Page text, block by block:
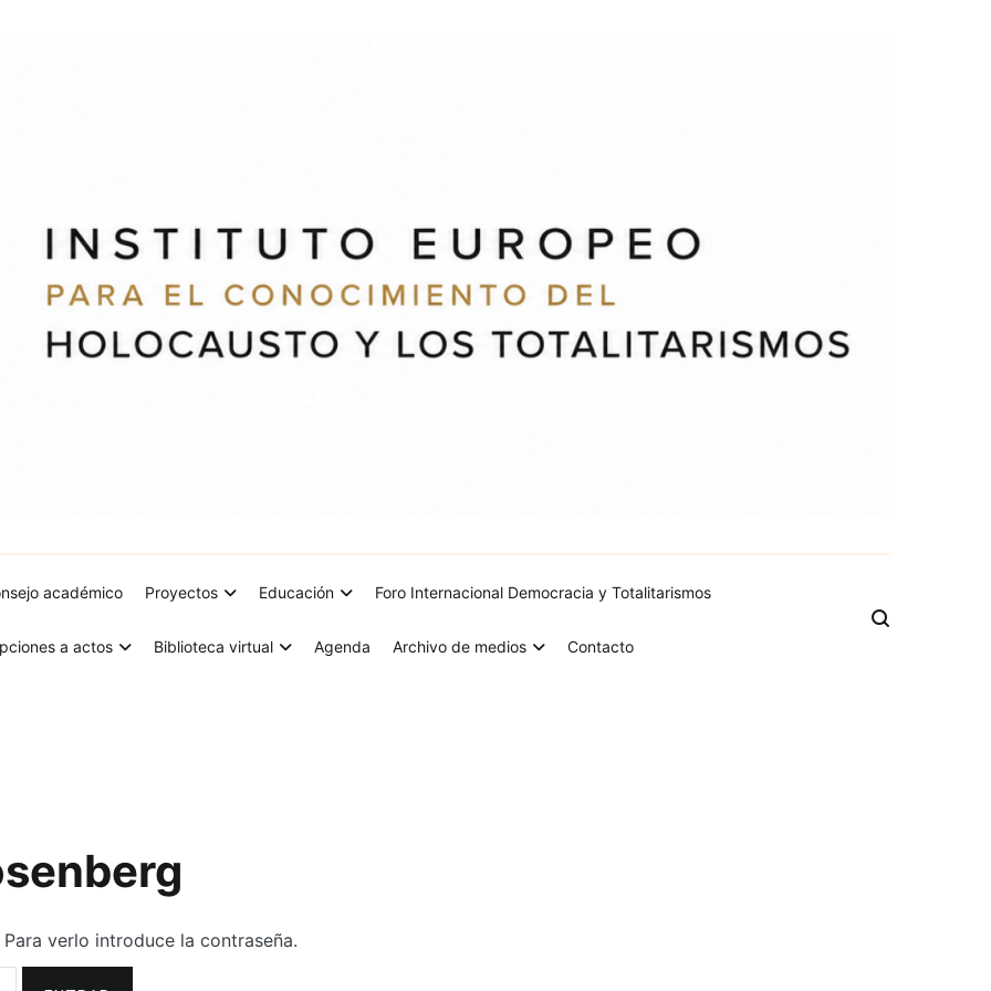
académico Proyectos Educación Foro Internacional Democracia y Totalitarismos
a actos Biblioteca virtual Agenda Archivo de medios Contacto
verlo introduce la contraseña.